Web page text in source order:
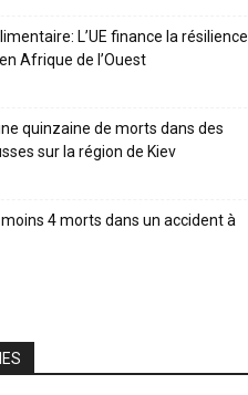
L’UE finance la résilience
Afrique de l’Ouest
quinzaine de morts dans des
sur la région de Kiev
moins 4 morts dans un accident à